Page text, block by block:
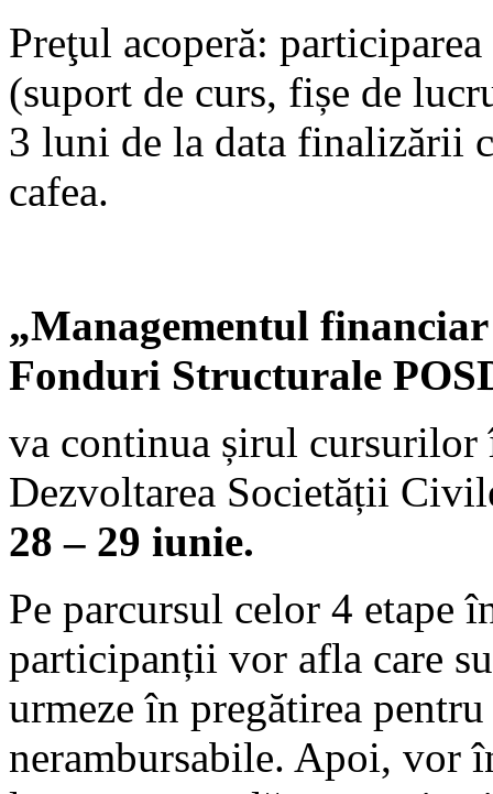
Preţul acoperă:
(suport de curs, fișe de
3 luni de la data finalizării
cafea.
„Managementul
Fonduri Structurale
va continua șirul cursurilor
Dezvoltarea Societății
28 – 29 iunie.
Pe parcursul celor 4 etape
participanții vor afla care
urmeze în pregătirea
nerambursabile. Apoi, vor